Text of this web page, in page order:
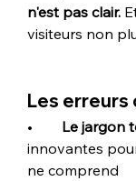
n'est pas clair.
visiteurs non
Les erreurs
• Le jargon
innovantes
ne comprend